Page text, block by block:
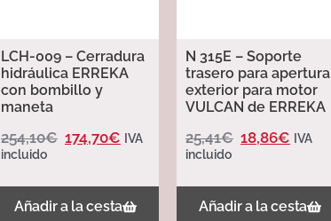
LCH-009 – Cerradura
hidráulica ERREKA
con bombillo y
maneta
254,10€ 174,70€ IVA
incluido
Añadir a la cesta
N 315E – Soporte
trasero para apertura
exterior para motor
VULCAN de ERREKA
25,41€ 18,86€ IVA
incluido
Añadir a la cesta